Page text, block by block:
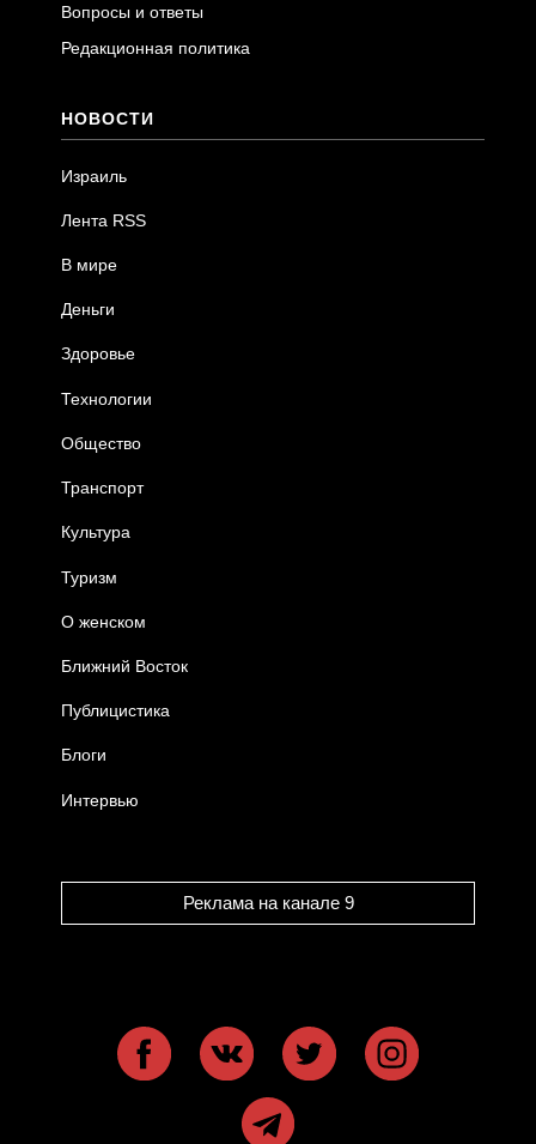
Вопросы и ответы
Редакционная политика
НОВОСТИ
Израиль
Лента RSS
В мире
Деньги
Здоровье
Технологии
Общество
Транспорт
Культура
Туризм
О женском
Ближний Восток
Публицистика
Блоги
Интервью
Реклама на канале 9